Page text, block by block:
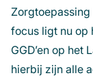
focus ligt nu op
GGD’en op
hierbij zijn alle